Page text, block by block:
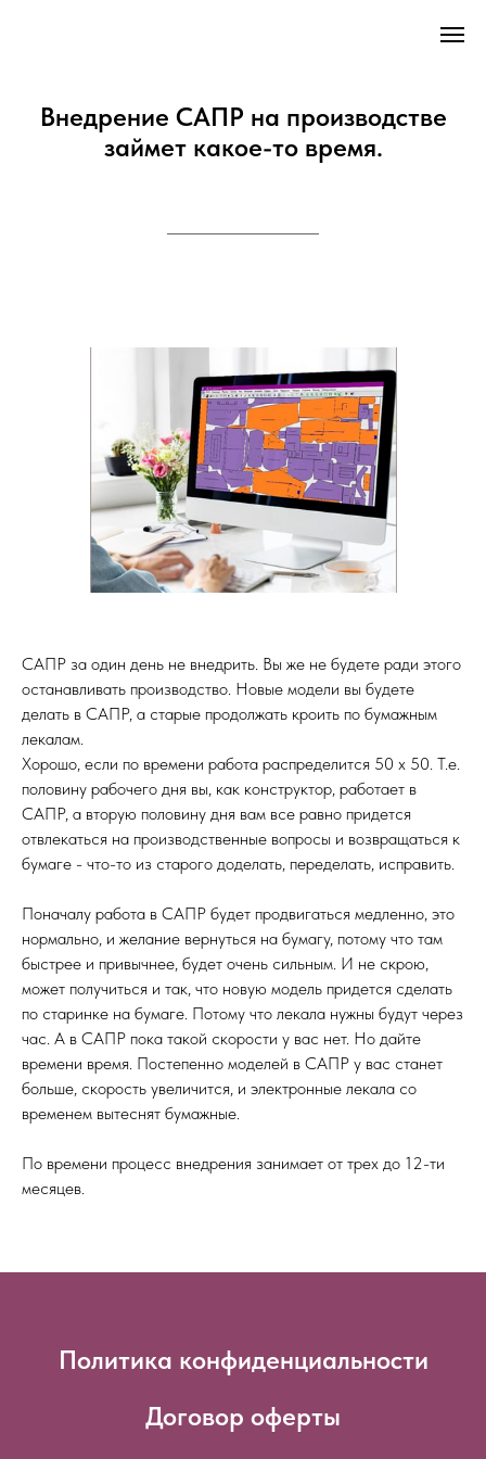
Внедрение САПР на производстве
займет какое-то время.
САПР за один день не внедрить. Вы же не будете ради этого
останавливать производство. Новые модели вы будете
делать в САПР, а старые продолжать кроить по бумажным
лекалам.
Хорошо, если по времени работа распределится 50 х 50. Т.е.
половину рабочего дня вы, как конструктор, работает в
САПР, а вторую половину дня вам все равно придется
отвлекаться на производственные вопросы и возвращаться к
бумаге - что-то из старого доделать, переделать, исправить.
Поначалу работа в САПР будет продвигаться медленно, это
нормально, и желание вернуться на бумагу, потому что там
быстрее и привычнее, будет очень сильным. И не скрою,
может получиться и так, что новую модель придется сделать
по старинке на бумаге. Потому что лекала нужны будут через
час. А в САПР пока такой скорости у вас нет. Но дайте
времени время. Постепенно моделей в САПР у вас станет
больше, скорость увеличится, и электронные лекала со
временем вытеснят бумажные.
По времени процесс внедрения занимает от трех до 12-ти
месяцев.
Политика конфиденциальности
Договор оферты